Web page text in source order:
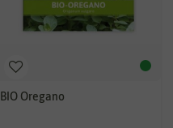
BIO Oregano